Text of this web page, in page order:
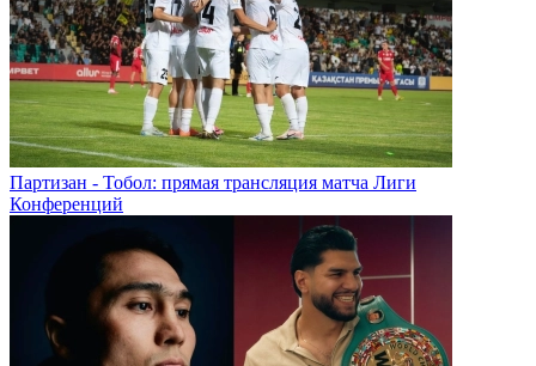
Партизан - Тобол: прямая трансляция матча Лиги
Конференций